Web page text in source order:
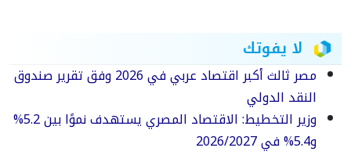
لا يفوتك
مصر ثالث أكبر اقتصاد عربي في 2026 وفق تقرير صندوق
النقد الدولي
وزير التخطيط: الاقتصاد المصري يستهدف نموًا بين 5.2%
و5.4% في 2026/2027